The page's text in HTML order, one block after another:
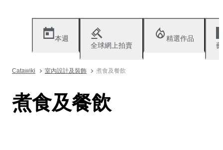
本週
全球網上拍賣
精選作品
Catawiki 室內設計及裝飾 煮食及餐飲
煮食及餐飲